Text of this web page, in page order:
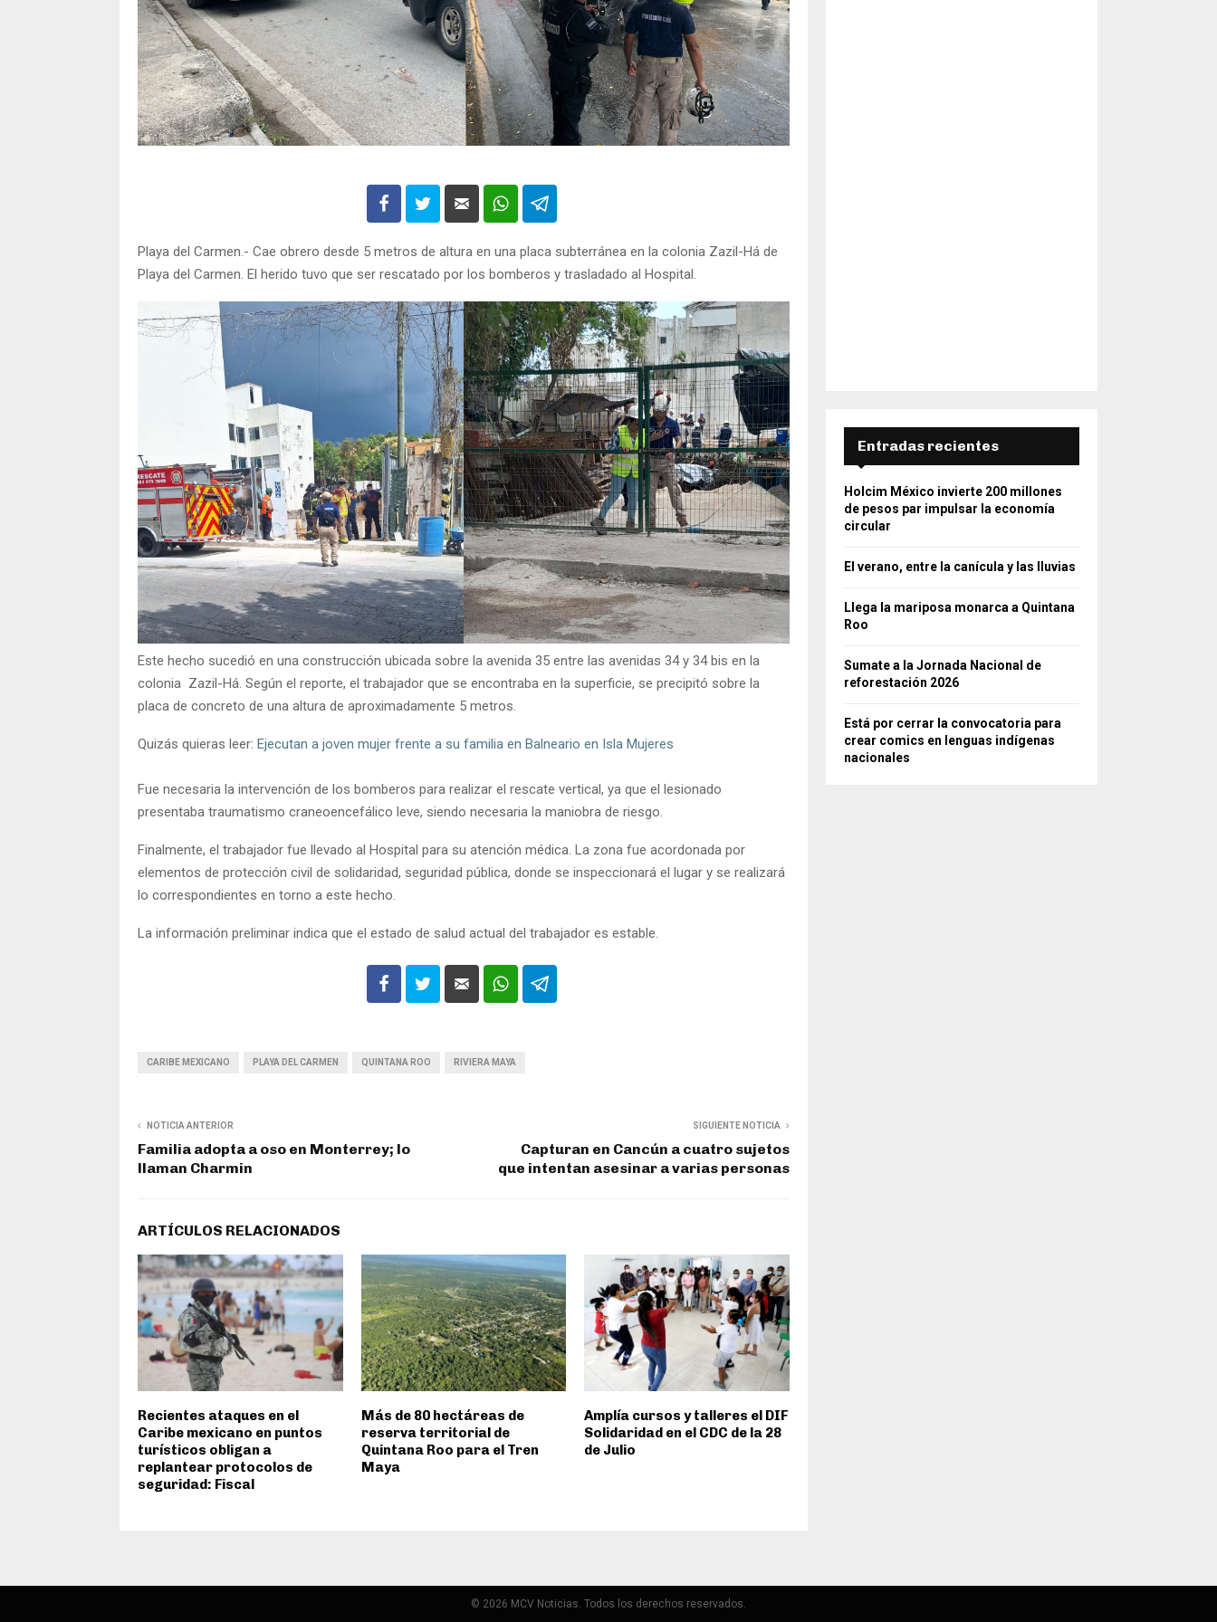
Playa del Carmen.- Cae obrero desde 5 metros de altura en una placa subterránea en la colonia Zazil-Há de
Playa del Carmen. El herido tuvo que ser rescatado por los bomberos y trasladado al Hospital.
Este hecho sucedió en una construcción ubicada sobre la avenida 35 entre las avenidas 34 y 34 bis en la
colonia Zazil-Há. Según el reporte, el trabajador que se encontraba en la superficie, se precipitó sobre la
placa de concreto de una altura de aproximadamente 5 metros.
Quizás quieras leer: Ejecutan a joven mujer frente a su familia en Balneario en Isla Mujeres
Fue necesaria la intervención de los bomberos para realizar el rescate vertical, ya que el lesionado
presentaba traumatismo craneoencefálico leve, siendo necesaria la maniobra de riesgo.
Finalmente, el trabajador fue llevado al Hospital para su atención médica. La zona fue acordonada por
elementos de protección civil de solidaridad, seguridad pública, donde se inspeccionará el lugar y se realizará
lo correspondientes en torno a este hecho.
La información preliminar indica que el estado de salud actual del trabajador es estable.
CARIBE MEXICANO PLAYA DEL CARMEN QUINTANA ROO RIVIERA MAYA
NOTICIA ANTERIOR
Familia adopta a oso en Monterrey; lo
llaman Charmin
SIGUIENTE NOTICIA
Capturan en Cancún a cuatro sujetos
que intentan asesinar a varias personas
ARTÍCULOS RELACIONADOS
Recientes ataques en el
Caribe mexicano en puntos
turísticos obligan a
replantear protocolos de
seguridad: Fiscal
Más de 80 hectáreas de
reserva territorial de
Quintana Roo para el Tren
Maya
Amplía cursos y talleres el DIF
Solidaridad en el CDC de la 28
de Julio
Entradas recientes
Holcim México invierte 200 millones
de pesos par impulsar la economía
circular
El verano, entre la canícula y las lluvias
Llega la mariposa monarca a Quintana
Roo
Sumate a la Jornada Nacional de
reforestación 2026
Está por cerrar la convocatoria para
crear comics en lenguas indígenas
nacionales
© 2026 MCV Noticias. Todos los derechos reservados.